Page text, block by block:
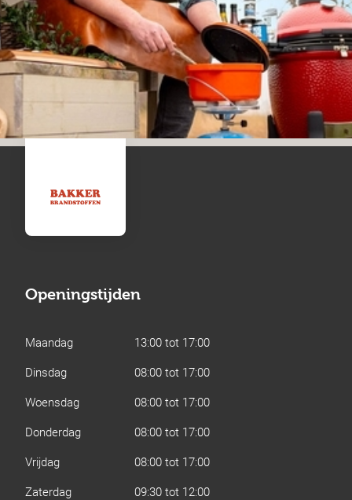
Openingstijden
Maandag
13:00 tot 17:00
Dinsdag
08:00 tot 17:00
Woensdag
08:00 tot 17:00
Donderdag
08:00 tot 17:00
Vrijdag
08:00 tot 17:00
Zaterdag
09:30 tot 12:00